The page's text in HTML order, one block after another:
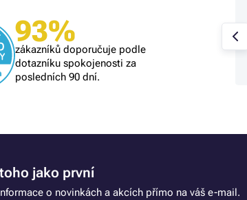
93%
zákazníků doporučuje podle
dotazníku spokojenosti za
posledních 90 dní.
Ověřený zákazník
skvělá nabídka, rychlé vyřízení
objednávky, příznivé ceny
jako první
o novinkách a akcích přímo na váš e-mail.